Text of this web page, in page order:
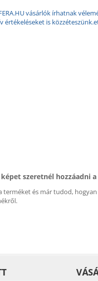
vásárlók írhatnak
értékeléseket is
szeretnél hozzáadni
terméket és már tudod,